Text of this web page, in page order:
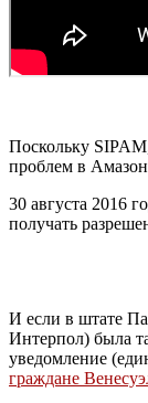
Поскольку
проблем в
30 августа 2016
получать
И если в штате
Интерпол) была
уведомление
граждане